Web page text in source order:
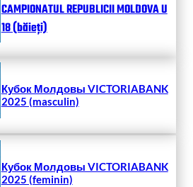
CAMPIONATUL REPUBLICII MOLDOVA U
18 (băieți)
Кубок Молдовы VICTORIABANK
2025 (masculin)
Кубок Молдовы VICTORIABANK
2025 (feminin)